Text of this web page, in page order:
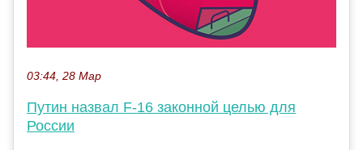
03:44, 28 Мар
Путин назвал F-16 законной целью для
России